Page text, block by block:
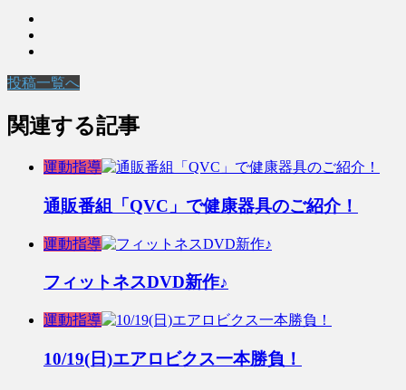
投稿一覧へ
関連する記事
運動指導
通販番組「QVC」で健康器具のご紹介！
運動指導
フィットネスDVD新作♪
運動指導
10/19(日)エアロビクス一本勝負！